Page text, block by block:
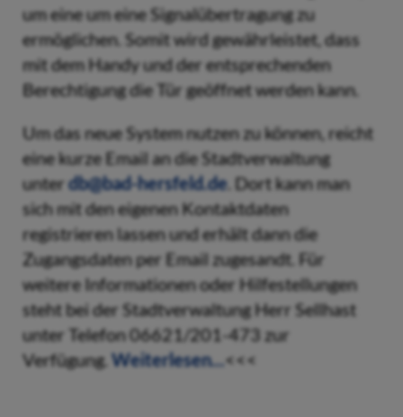
um eine um eine Signalübertragung zu
ermöglichen. Somit wird gewährleistet, dass
mit dem Handy und der entsprechenden
Berechtigung die Tür geöffnet werden kann.
Um das neue System nutzen zu können, reicht
eine kurze Email an die Stadtverwaltung
unterdb@bad-hersfeld.de . Dort kann man
sich mit den eigenen Kontaktdaten
registrieren lassen und erhält dann die
Zugangsdaten per Email zugesandt. Für
weitere Informationen oder Hilfestellungen
steht bei der Stadtverwaltung Herr Sellhast
unter Telefon 06621/201-473 zur
Verfügung. Weiterlesen...<<<